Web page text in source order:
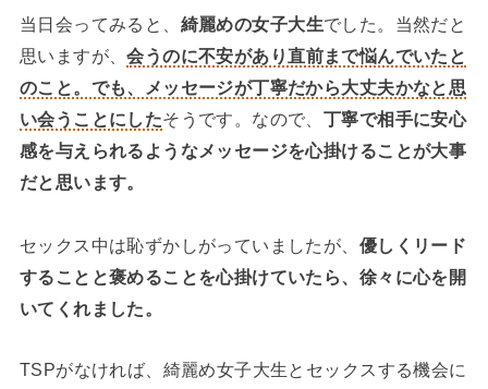
当日会ってみると、 綺麗めの女子大生でした。当然だと
思いますが、会うのに不安があり直前まで悩んでいたと
のこと。でも、メッセージが丁寧だから大丈夫かなと思
い会うことにしたそうです。なので、 丁寧で相手に安心
感を与えられるようなメッセージを心掛けることが大事
だと思います。
セックス中は恥ずかしがっていましたが、 優しくリード
することと褒めることを心掛けていたら、徐々に心を開
いてくれました。
TSPがなければ、綺麗め女子大生とセックスする機会に